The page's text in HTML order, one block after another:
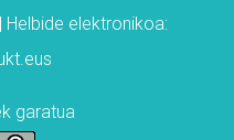
elektronikoa:
garatua